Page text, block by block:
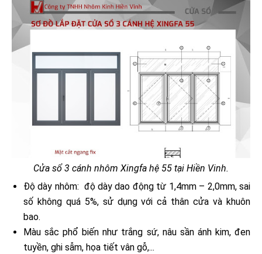
Cửa sổ 3 cánh nhôm Xingfa hệ 55 tại Hiền Vinh.
Độ dày nhôm: độ dày dao động từ 1,4mm – 2,0mm, sai
số không quá 5%, sử dụng với cả thân cửa và khuôn
bao.
Màu sắc phổ biến như trắng sứ, nâu sần ánh kim, đen
tuyền, ghi sẫm, họa tiết vân gỗ,...